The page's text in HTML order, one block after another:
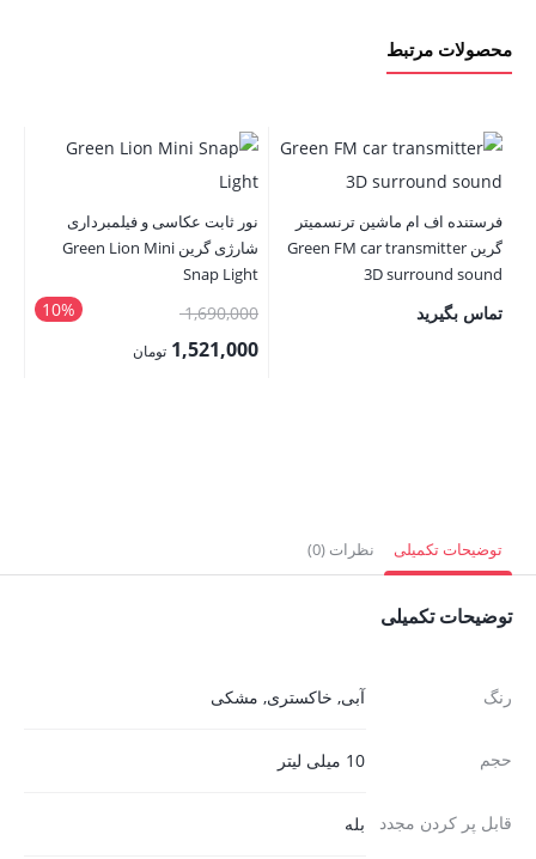
محصولات مرتبط
فرستنده اف ام ماشین ترنسمیتر
گرین Green FM car transmitter
3D surround sound
تماس بگیرید
نور ثابت عکاسی و فیلمبرداری
شارژی گرین Green Lion Mini
Snap Light
10% 1,690,000قیمت
اصلی:1,521,000 تومان
توضیحات تکمیلی نظرات (0)
توضیحات تکمیلی
رنگ آبی, خاکستری, مشکی
حجم 10 میلی لیتر
قابل پر کردن مجدد بله